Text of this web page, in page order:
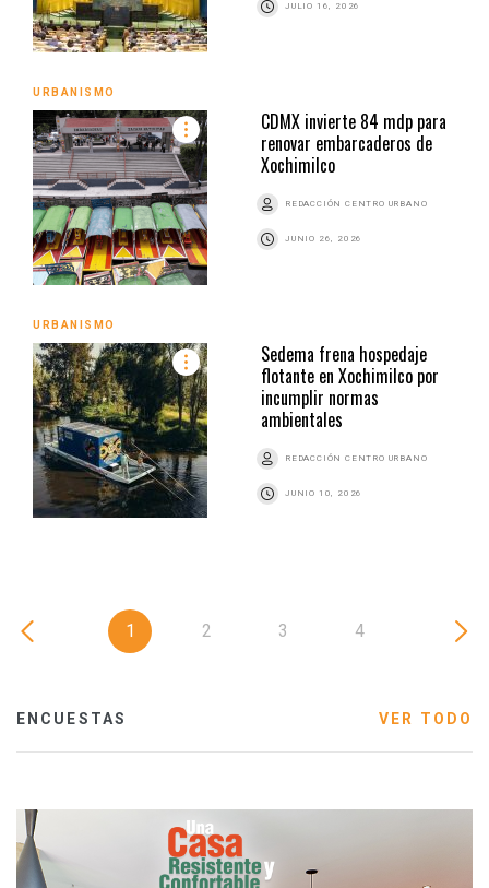
JULIO 16, 2026
URBANISMO
CDMX invierte 84 mdp para
renovar embarcaderos de
Xochimilco
REDACCIÓN CENTRO URBANO
JUNIO 26, 2026
URBANISMO
Sedema frena hospedaje
flotante en Xochimilco por
incumplir normas
ambientales
REDACCIÓN CENTRO URBANO
JUNIO 10, 2026
1 2 3 4
ENCUESTAS VER TODO